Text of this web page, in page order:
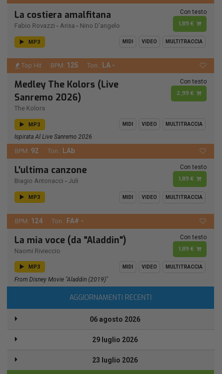
La costiera amalfitana
Fabio Rovazzi - Arisa - Nino D'angelo
Con testo
1,89 €
MP3 MIDI VIDEO MULTITRACCIA
Top Hit BPM: 125 Ton.: LA -
Medley The Kolors (Live
Sanremo 2026)
The Kolors
Con testo
2,99 €
MP3 MIDI VIDEO MULTITRACCIA
Ispirata Al Live Sanremo 2026
BPM: 92 Ton.: LAb
L'ultima canzone
Biagio Antonacci - Juli
Con testo
1,89 €
MP3 MIDI VIDEO MULTITRACCIA
BPM: 124 Ton.: FA# -
La mia voce (da "Aladdin")
Naomi Rivieccio
Con testo
1,89 €
MP3 MIDI VIDEO MULTITRACCIA
From Disney Movie "Aladdin (2019)"
AGGIORNAMENTI RECENTI
06 agosto 2026
29 luglio 2026
23 luglio 2026